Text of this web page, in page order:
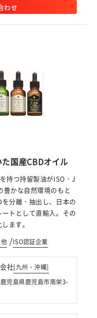
わせ
国産CBDオイル
持つ持留製油がISO・J
豊かな自然環境のもと
分離・抽出し、日本の
トとして直輸入。その
ます。
/ISO認証企業
社[九州・沖縄]
児島県鹿児島市南栄3-